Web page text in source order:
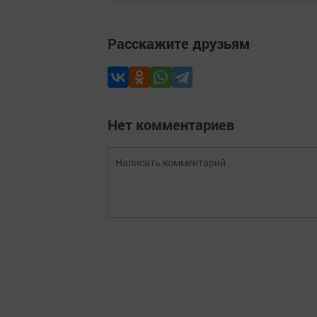
Расскажите друзьям
Нет комментариев